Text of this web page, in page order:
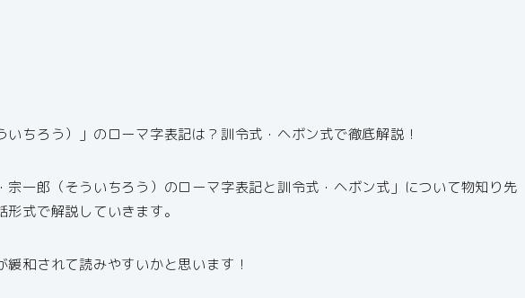
いちろう）」のローマ字表記は？訓令式・ヘボン式で徹底解説！
宗一郎（そういちろう）のローマ字表記と訓令式・ヘボン式」について物知り先
式で解説していきます。
和されて読みやすいかと思います！